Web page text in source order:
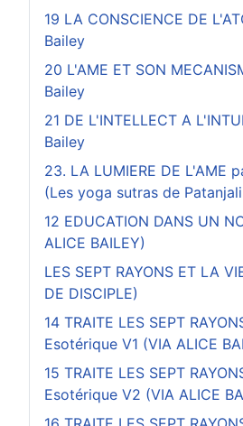
19 LA CONSCIENCE DE
Bailey
20 L'AME ET SON
Bailey
21 DE L'INTELLECT A
Bailey
23. LA LUMIERE DE L'AME
(Les yoga sutras de
12 EDUCATION DANS UN
ALICE BAILEY)
LES SEPT RAYONS ET LA
DE DISCIPLE)
14 TRAITE LES SEPT
Esotérique V1 (VIA ALICE
15 TRAITE LES SEPT
Esotérique V2 (VIA ALICE